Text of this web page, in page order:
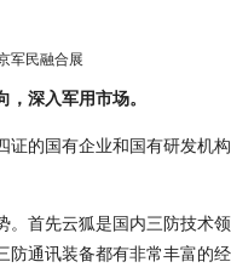
深入军用市场。
证的国有企业和国有研发机
。首先云狐是国内三防技术
防通讯装备都有非常丰富的